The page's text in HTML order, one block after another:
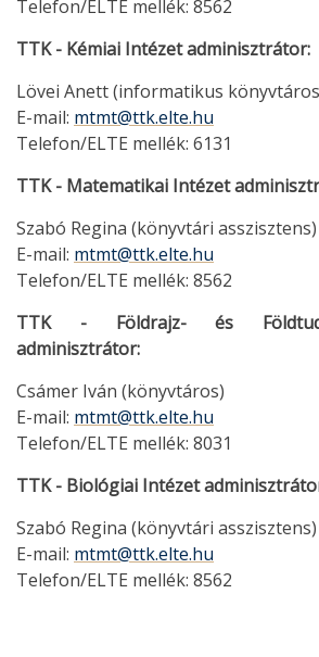
Telefon/ELTE mellék: 8562
TTK - Kémiai Intézet adminisztrátor:
Lövei Anett (informatikus
E-mail: mtmt@ttk.elte.hu
Telefon/ELTE mellék: 6131
TTK - Matematikai Intézet
Szabó Regina (könyvtári asszisztens)
E-mail: mtmt@ttk.elte.hu
Telefon/ELTE mellék: 8562
TTK - Földrajz- és
adminisztrátor:
Csámer Iván (könyvtáros)
E-mail: mtmt@ttk.elte.hu
Telefon/ELTE mellék: 8031
TTK - Biológiai Intézet
Szabó Regina (könyvtári asszisztens)
E-mail: mtmt@ttk.elte.hu
Telefon/ELTE mellék: 8562